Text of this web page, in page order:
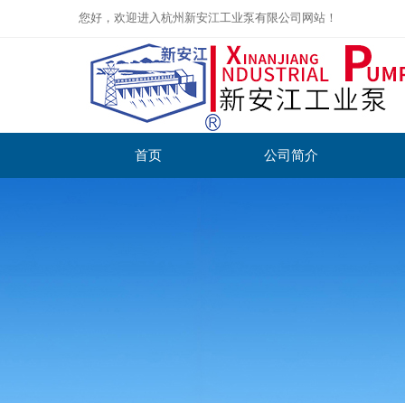
您好，欢迎进入杭州新安江工业泵有限公司网站！
首页 公司简介